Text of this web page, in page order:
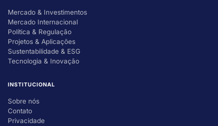
Mercado & Investimentos
Mercado Internacional
Política & Regulação
Projetos & Aplicações
Sustentabilidade & ESG
Tecnologia & Inovação
INSTITUCIONAL
Sobre nós
Contato
Privacidade